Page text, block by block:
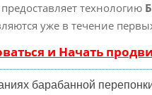
технологию
уже в течение
и Начать
барабанной